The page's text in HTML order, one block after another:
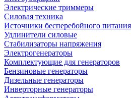
Электрические триммеры
Силовая техника
Источники бесперебойного питания
Удлинители силовые
Стабилизаторы напряжения
Электрогенераторы
Комплектующие для генераторов
Бензиновые генераторы
Дизельные генераторы
Инверторные генераторы